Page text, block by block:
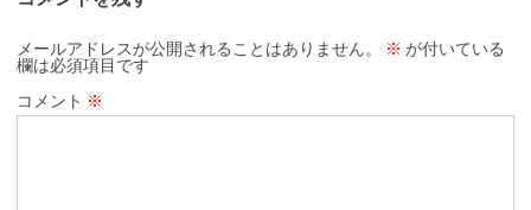
メールアドレスが公開されることはありません。 ※ が付いている
欄は必須項目です
コメント ※